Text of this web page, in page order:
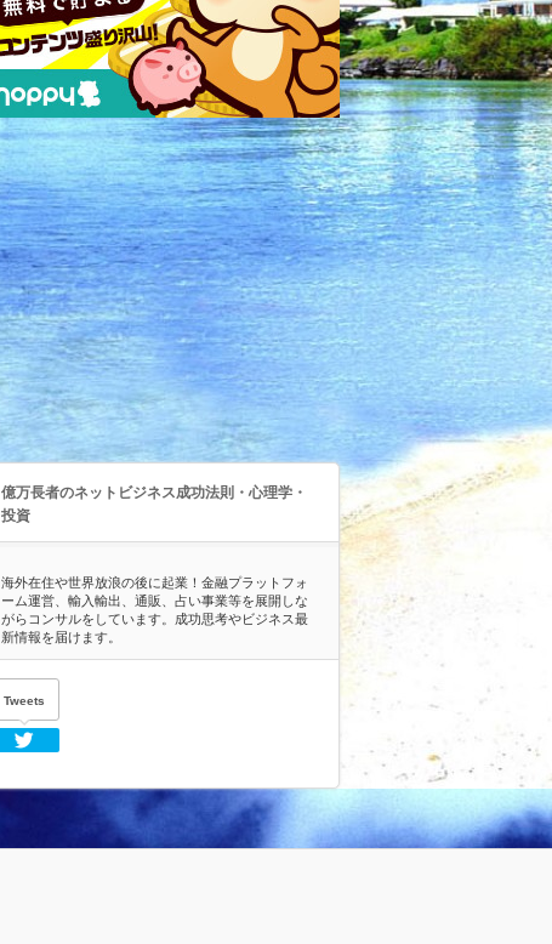
億万長者のネットビジネス成功法則・心理学・
投資
海外在住や世界放浪の後に起業！金融プラットフォ
ーム運営、輸入輸出、通販、占い事業等を展開しな
がらコンサルをしています。成功思考やビジネス最
新情報を届けます。
Tweets